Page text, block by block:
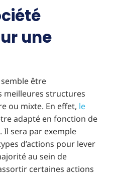
une
être
meilleures structures
ou mixte. En effet, le
adapté en fonction de
Il sera par exemple
d’actions pour lever
au sein de
certaines actions